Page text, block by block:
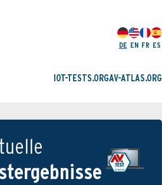
DE EN FR ES
IOT-TESTS.ORGAV-ATLAS.ORG